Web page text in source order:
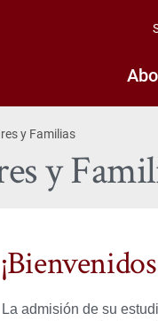
y Familias
y
La admisión de su